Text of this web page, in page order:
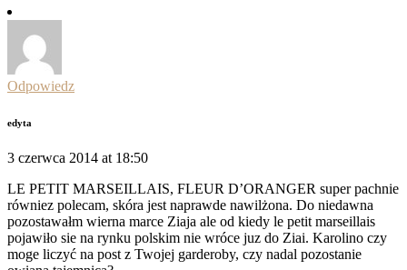
Odpowiedz
edyta
3 czerwca 2014 at 18:50
LE PETIT MARSEILLAIS, FLEUR D’ORANGER super pachnie
równiez polecam, skóra jest naprawde nawilżona. Do niedawna
pozostawałm wierna marce Ziaja ale od kiedy le petit marseillais
pojawiło sie na rynku polskim nie wróce juz do Ziai. Karolino czy
moge liczyć na post z Twojej garderoby, czy nadal pozostanie